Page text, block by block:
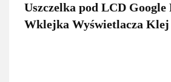
Uszczelka pod LCD Google
Wklejka Wyświetlacza Klej